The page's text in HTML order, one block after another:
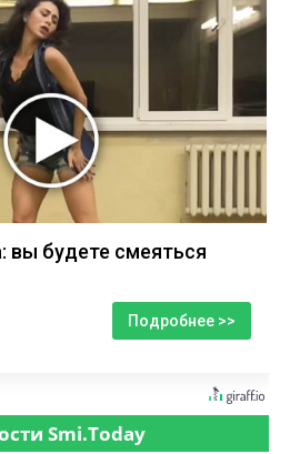
вы будете смеяться
Подробнее >>